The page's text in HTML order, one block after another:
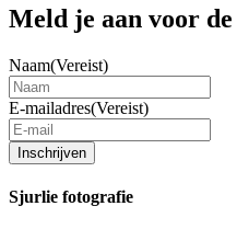
Meld je aan voor
Naam(Vereist)
E-mailadres(Vereist)
Inschrijven
Sjurlie fotografie